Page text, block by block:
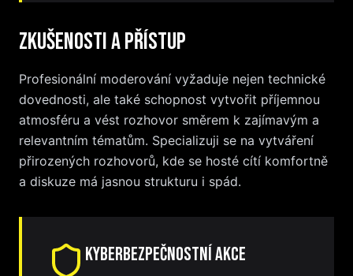
Zkušenosti a přístup
Profesionální moderování vyžaduje nejen technické
dovednosti, ale také schopnost vytvořit příjemnou
atmosféru a vést rozhovor směrem k zajímavým a
relevantním tématům. Specializuji se na vytváření
přirozených rozhovorů, kde se hosté cítí komfortně
a diskuze má jasnou strukturu i spád.
Kyberbezpečnostní akce